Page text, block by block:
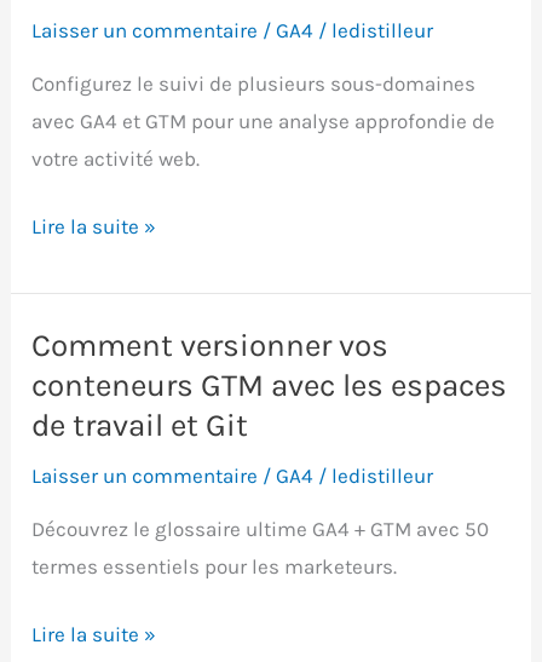
Laisser un commentaire /GA4 / ledistilleur
Configurez le suivi de plusieurs sous-domaines
avec GA4 et GTM pour une analyse approfondie de
votre activité web.
Sous-
tracking
:
suivre
plusieurs
domaines
avec
GA4
GTM
Lire la suite »
Comment versionner vos
conteneurs GTM avec les espaces
de travail et Git
Laisser un commentaire /GA4 / ledistilleur
Découvrez le glossaire ultime GA4 + GTM avec 50
termes essentiels pour les marketeurs.
Comment
Lire la suite »